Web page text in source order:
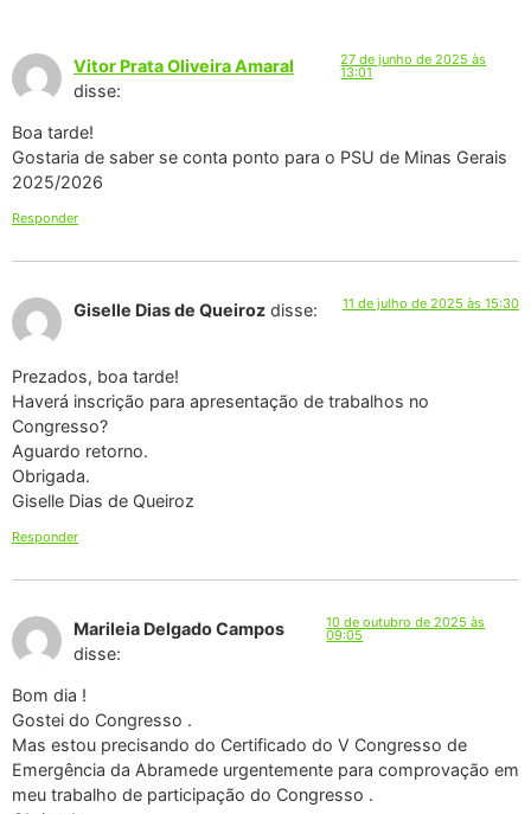
Vitor Prata Oliveira Amaral
disse:
27 de junho de 2025 às
13:01
Boa tarde!
Gostaria de saber se conta ponto para o PSU de Minas Gerais
2025/2026
Responder
Giselle Dias de Queiroz disse: 11 de julho de 2025 às 15:30
Prezados, boa tarde!
Haverá inscrição para apresentação de trabalhos no
Congresso?
Aguardo retorno.
Obrigada.
Giselle Dias de Queiroz
Responder
Marileia Delgado Campos
disse:
10 de outubro de 2025 às
09:05
Bom dia !
Gostei do Congresso .
Mas estou precisando do Certificado do V Congresso de
Emergência da Abramede urgentemente para comprovação em
meu trabalho de participação do Congresso .